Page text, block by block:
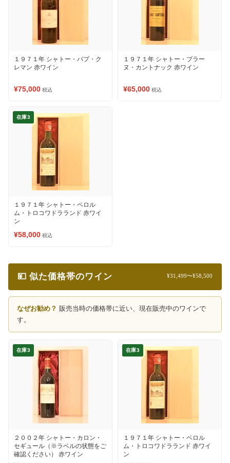
１９７１年 シャトー・パプ・ク
レマン 赤ワイン
¥75,000 税込
１９７１年 シャトー・ブラー
ヌ・カントナック 赤ワイン
¥65,000 税込
在庫3
１９７１年 シャトー・ベロル
ム・トロコワドラランド 赤ワイ
ン
¥58,000 税込
💴 似た価格帯のワイン ¥31,499〜¥58,500
なぜお勧め？ 販売当時の価格帯に近い、現在販売中のワインで
す。
在庫3
２００２年 シャトー・カロン・
セギュール（※ラベルの状態をご
確認ください） 赤ワイン
在庫3
１９７１年 シャトー・ベロル
ム・トロコワドラランド 赤ワイ
ン